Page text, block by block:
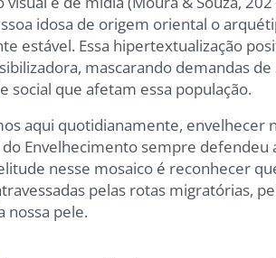
idosa de origem oriental o
estável. Essa hipertextualização
mascarando demandas
social que afetam essa população.
aqui quotidianamente, envelhecer
Envelhecimento sempre defendeu
nesse mosaico é reconhecer
pelas rotas migratórias,
nossa pele.